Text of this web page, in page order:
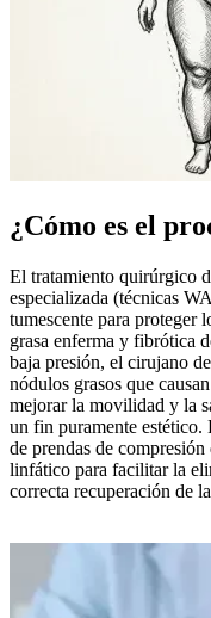
¿Cómo es el
El tratamiento quirúrgico
especializada (técnicas
tumescente para proteger
grasa enferma y fibrótica
baja presión, el cirujano
nódulos grasos que
mejorar la movilidad y la
un fin puramente
de prendas de
linfático para facilitar la
correcta recuperación de